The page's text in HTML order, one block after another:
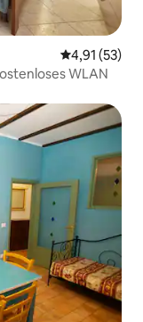
4,91 (53)
WLAN